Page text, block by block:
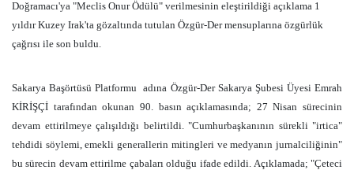
Doğramacı'ya "Meclis Onur Ödülü" verilmesinin eleştirildiği açıklama 1
yıldır Kuzey Irak'ta gözaltında tutulan Özgür-Der mensuplarına özgürlük
çağrısı ile son buldu.
Sakarya Başörtüsü Platformu
adına Özgür-Der Sakarya Şubesi Üyesi Emrah
KİRİŞÇİ tarafından okunan 90. basın açıklamasında; 27 Nisan sürecinin
devam ettirilmeye çalışıldığı belirtildi. "Cumhurbaşkanının sürekli "irtica"
tehdidi söylemi, emekli generallerin mitingleri ve medyanın jurnalciliğinin"
bu sürecin devam ettirilme çabaları olduğu ifade edildi. Açıklamada; "Çeteci